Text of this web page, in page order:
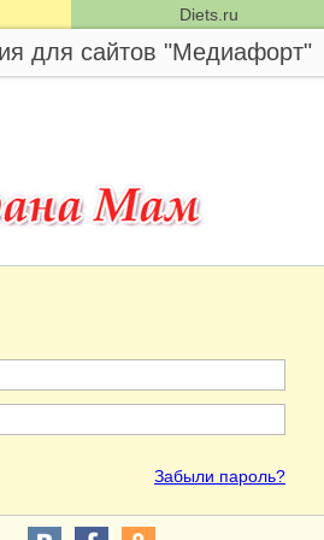
Diets.ru
для сайтов "Медиафорт"
Забыли пароль?